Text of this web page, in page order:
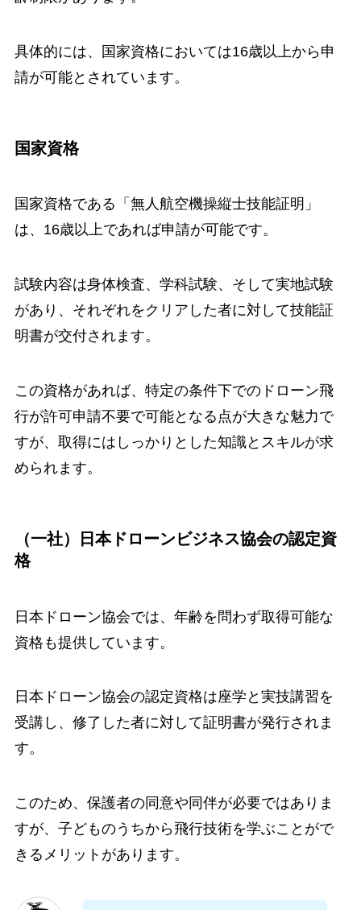
具体的には、国家資格においては16歳以上から申
請が可能とされています。
国家資格
国家資格である「無人航空機操縦士技能証明」
は、16歳以上であれば申請が可能です。
試験内容は身体検査、学科試験、そして実地試験
があり、それぞれをクリアした者に対して技能証
明書が交付されます。
この資格があれば、特定の条件下でのドローン飛
行が許可申請不要で可能となる点が大きな魅力で
すが、取得にはしっかりとした知識とスキルが求
められます。
（一社）日本ドローンビジネス協会の認定資
格
日本ドローン協会では、年齢を問わず取得可能な
資格も提供しています。
日本ドローン協会の認定資格は座学と実技講習を
受講し、修了した者に対して証明書が発行されま
す。
このため、保護者の同意や同伴が必要ではありま
すが、子どものうちから飛行技術を学ぶことがで
きるメリットがあります。